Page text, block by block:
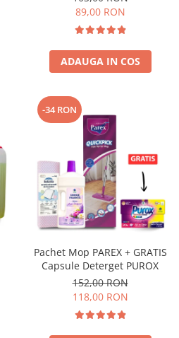
89,00 RON
ADAUGA IN COS
-34 RON
Pachet Mop PAREX + GRATIS
Capsule Deterget PUROX
152,00 RON
118,00 RON